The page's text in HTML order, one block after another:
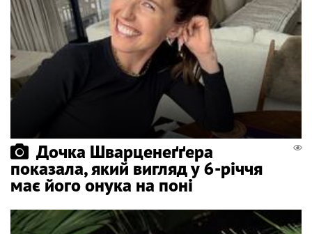
Дочка Шварценеґґера
показала, який вигляд у 6-річчя
має його онука на поні